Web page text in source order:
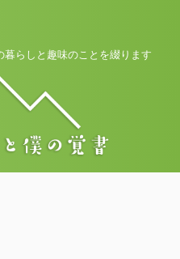
らしと趣味のことを綴ります